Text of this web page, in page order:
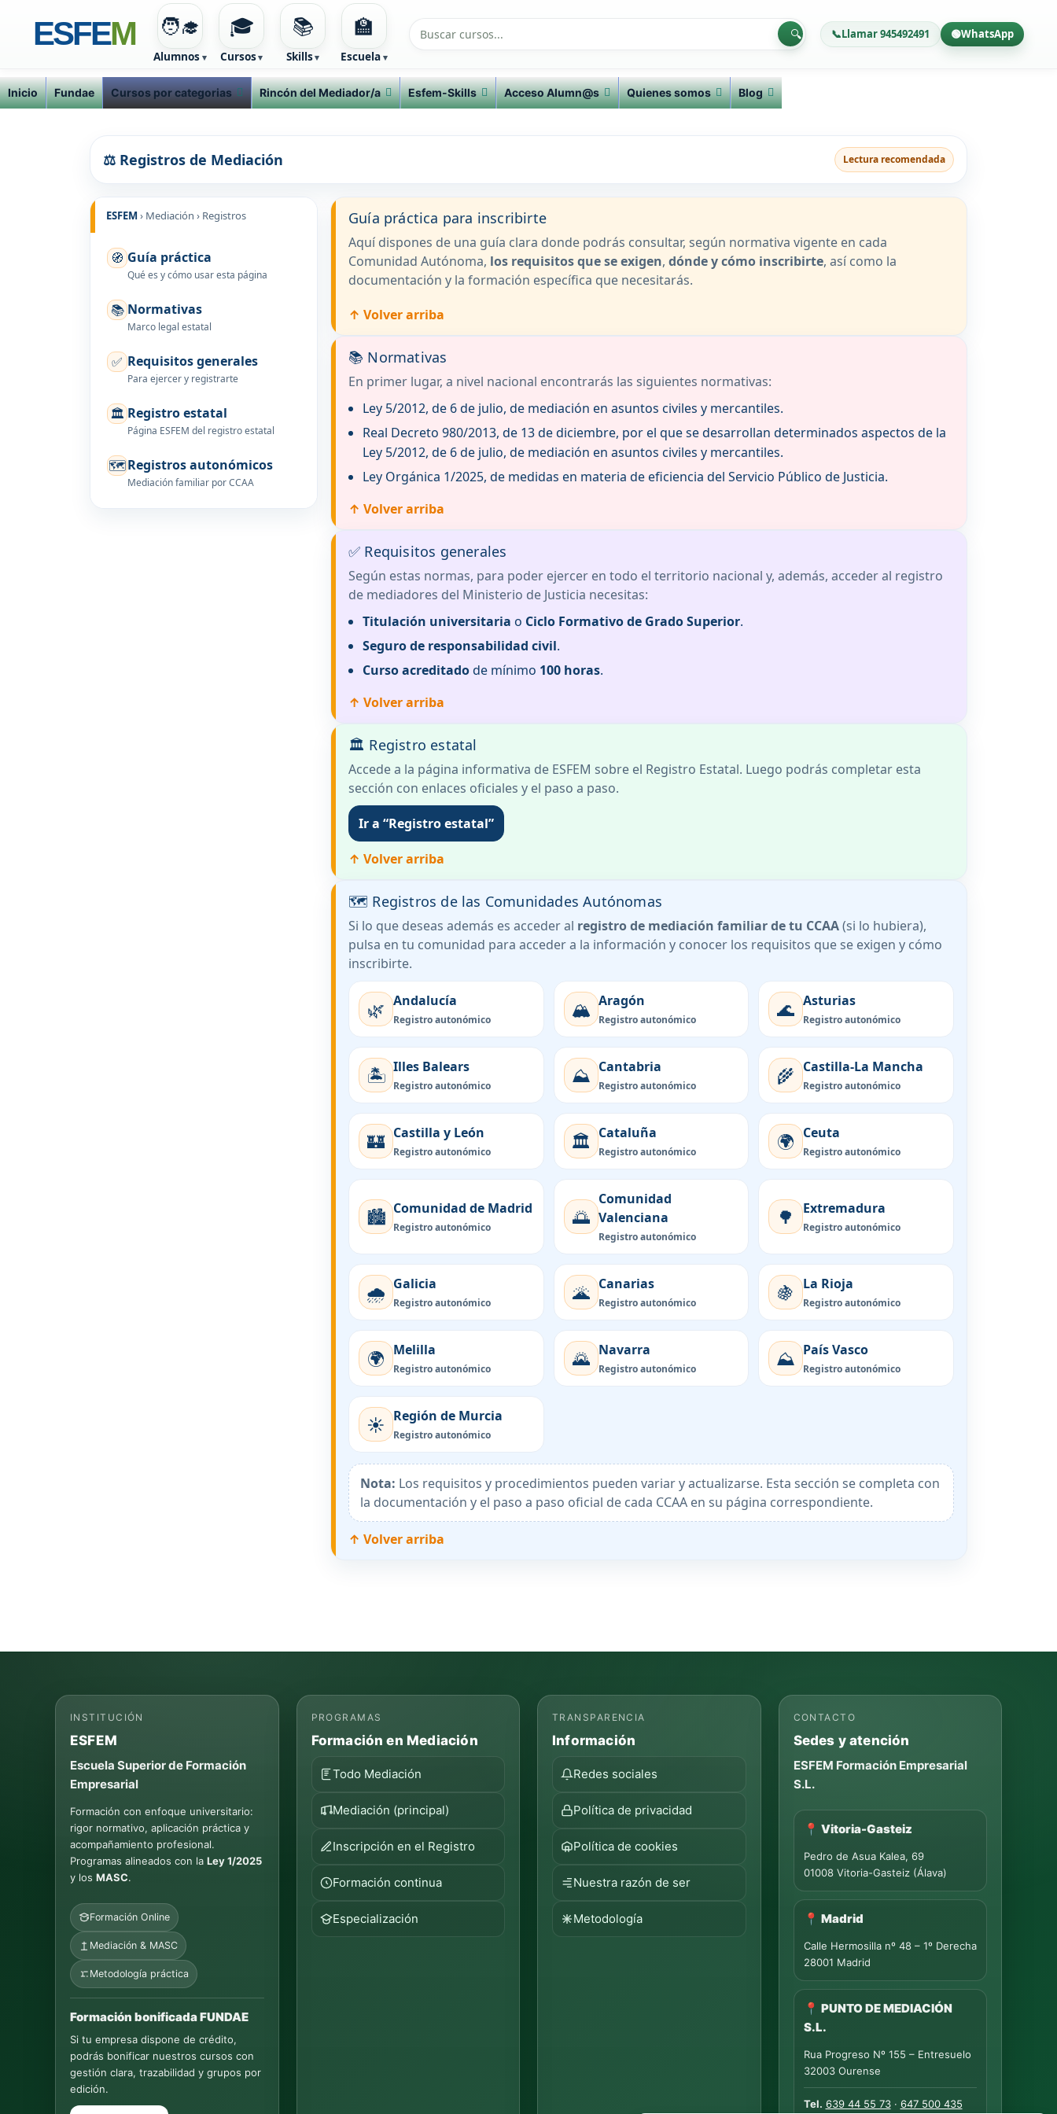
ESFEM 🧑‍🎓
Alumnos
🎓
Cursos
📚
Skills
🏫
Escuela
🔍 📞Llamar 945492491 🟢WhatsApp
IrInicio Fundae Cursos por categorias Rincón del Mediador/a Esfem-Skills Acceso Alumn@s Quienes somos Blog
⚖️ Registros de Mediación Lectura recomendada
ESFEM › Mediación › Registros
🧭 Guía práctica
Qué es y cómo usar esta página
📚 Normativas
Marco legal estatal
✅ Requisitos generales
Para ejercer y registrarte
🏛️ Registro estatal
Página ESFEM del registro estatal
🗺️Registros autonómicos
Mediación familiar por CCAA
Guía práctica para inscribirte
Aquí dispones de una guía clara donde podrás consultar, según normativa vigente en cada
Comunidad Autónoma, los requisitos que se exigen, dónde y cómo inscribirte, así como la
documentación y la formación específica que necesitarás.
↑ Volver arriba
📚 Normativas
En primer lugar, a nivel nacional encontrarás las siguientes normativas:
Ley 5/2012, de 6 de julio, de mediación en asuntos civiles y mercantiles.
Real Decreto 980/2013, de 13 de diciembre, por el que se desarrollan determinados aspectos de la
Ley 5/2012, de 6 de julio, de mediación en asuntos civiles y mercantiles.
Ley Orgánica 1/2025, de medidas en materia de eficiencia del Servicio Público de Justicia.
↑ Volver arriba
✅ Requisitos generales
Según estas normas, para poder ejercer en todo el territorio nacional y, además, acceder al registro
de mediadores del Ministerio de Justicia necesitas:
Titulación universitaria o Ciclo Formativo de Grado Superior.
Seguro de responsabilidad civil.
Curso acreditadode mínimo 100 horas.
↑ Volver arriba
🏛 Registro estatal
Accede a la página informativa de ESFEM sobre el Registro Estatal. Luego podrás completar esta
sección con enlaces oficiales y el paso a paso.
Ir a “Registro estatal”
↑ Volver arriba
🗺 Registros de las Comunidades Autónomas
Si lo que deseas además es acceder al registro de mediación familiar de tu CCAA(si lo hubiera),
pulsa en tu comunidad para acceder a la información y conocer los requisitos que se exigen y cómo
inscribirte.
🌿 Andalucía
Registro autonómico 🏔️ Aragón
Registro autonómico 🌊 Asturias
Registro autonómico
🏝️ Illes Balears
Registro autonómico ⛰️ Cantabria
Registro autonómico 🌾 Castilla-La Mancha
Registro autonómico
🏰 Castilla y León
Registro autonómico 🏛️ Cataluña
Registro autonómico 🌍 Ceuta
Registro autonómico
🏙️ Comunidad de Madrid
Registro autonómico 🌅
Comunidad
Valenciana
Registro autonómico
🌳 Extremadura
Registro autonómico
🌧️ Galicia
Registro autonómico 🌋 Canarias
Registro autonómico 🍇 La Rioja
Registro autonómico
🌍 Melilla
Registro autonómico 🌄 Navarra
Registro autonómico ⛰️ País Vasco
Registro autonómico
☀️ Región de Murcia
Registro autonómico
Nota: Los requisitos y procedimientos pueden variar y actualizarse. Esta sección se completa con
la documentación y el paso a paso oficial de cada CCAA en su página correspondiente.
↑ Volver arriba
INSTITUCIÓN
ESFEM
Escuela Superior de Formación
Empresarial
Formación con enfoque universitario:
rigor normativo, aplicación práctica y
acompañamiento profesional.
Programas alineados con la Ley 1/2025
y los MASC.
Formación Online
Mediación & MASC
Metodología práctica
Formación bonificada FUNDAE
Si tu empresa dispone de crédito,
podrás bonificar nuestros cursos con
gestión clara, trazabilidad y grupos por
edición.
PROGRAMAS
Formación en Mediación
Todo Mediación
Mediación (principal)
Inscripción en el Registro
Formación continua
Especialización
TRANSPARENCIA
Información
Redes sociales
Política de privacidad
Política de cookies
Nuestra razón de ser
Metodología
CONTACTO
Sedes y atención
ESFEM Formación Empresarial
S.L.
📍 Vitoria-Gasteiz
Pedro de Asua Kalea, 69
01008 Vitoria-Gasteiz (Álava)
📍 Madrid
Calle Hermosilla nº 48 – 1º Derecha
28001 Madrid
📍 PUNTO DE MEDIACIÓN
S.L.
Rua Progreso Nº 155 – Entresuelo
32003 Ourense
Tel. 639 44 55 73· 647 500 435